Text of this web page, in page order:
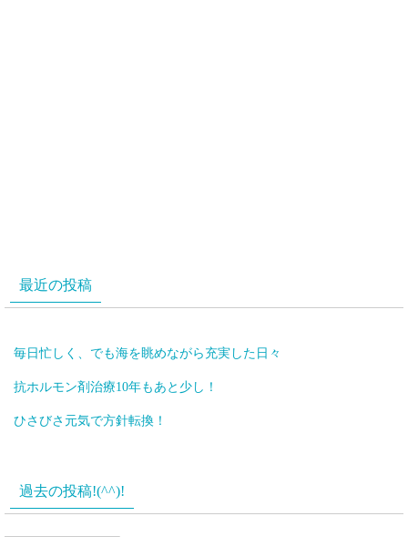
最近の投稿
毎日忙しく、でも海を眺めながら充実した日々
抗ホルモン剤治療10年もあと少し！
ひさびさ元気で方針転換！
過去の投稿!(^^)!